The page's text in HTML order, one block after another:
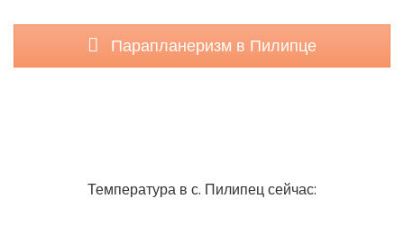
Парапланеризм в Пилипце
Температура в с. Пилипец сейчас: